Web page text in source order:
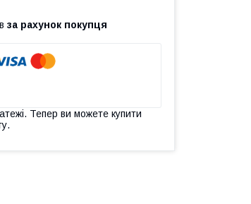
за рахунок покупця
Тепер ви можете купити